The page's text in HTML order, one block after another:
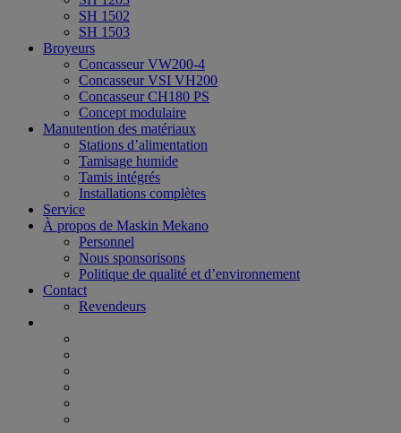
SH 1502
SH 1503
Broyeurs
Concasseur VW200-4
Concasseur VSI VH200
Concasseur CH180 PS
Concept modulaire
Manutention des matériaux
Stations d’alimentation
Tamisage humide
Tamis intégrés
Installations complètes
Service
À propos de Maskin Mekano
Personnel
Nous sponsorisons
Politique de qualité et d’environnement
Contact
Revendeurs